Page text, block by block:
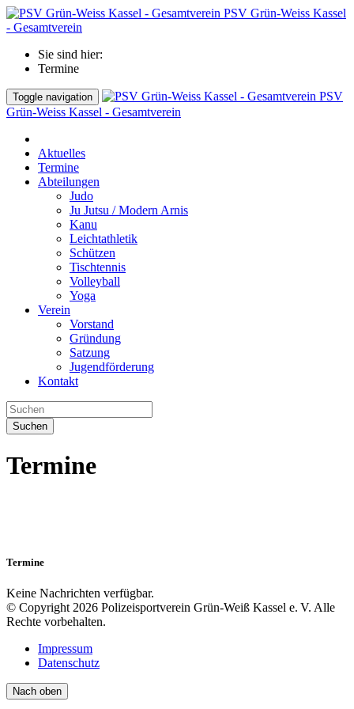
PSV Grün-Weiss Kassel
- Gesamtverein
Sie sind hier:
Termine
Toggle navigation
PSV
Grün-Weiss Kassel - Gesamtverein
Aktuelles
Termine
Abteilungen
Judo
Ju Jutsu / Modern Arnis
Kanu
Leichtathletik
Schützen
Tischtennis
Volleyball
Yoga
Verein
Vorstand
Gründung
Satzung
Jugendförderung
Kontakt
Suchen
Termine
Termine
Keine Nachrichten verfügbar.
© Copyright 2026 Polizeisportverein Grün-Weiß Kassel e. V. Alle
Rechte vorbehalten.
Impressum
Datenschutz
Nach oben